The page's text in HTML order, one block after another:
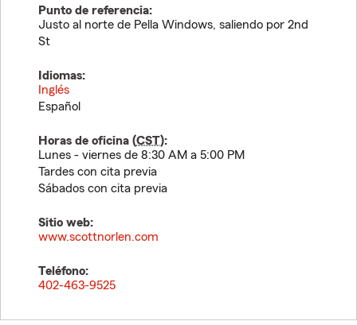
Punto de referencia:
Justo al norte de Pella Windows, saliendo por 2nd
St
Idiomas:
Inglés
Español
Horas de oficina (CST):
Lunes - viernes de 8:30 AM a 5:00 PM
Tardes con cita previa
Sábados con cita previa
Sitio web:
www.scottnorlen.com
Teléfono:
402-463-9525